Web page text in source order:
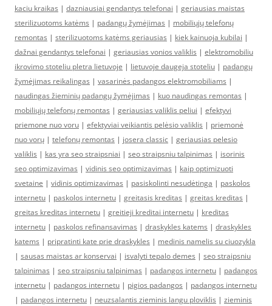
kaciu kraikas | dazniausiai gendantys telefonai | geriausias maistas
sterilizuotoms katėms | padangų žymėjimas | mobiliųjų telefonų
remontas | sterilizuotoms katėms geriausias | kiek kainuoja kubilai |
dažnai gendantys telefonai | geriausias vonios valiklis | elektromobiliu
ikrovimo stoteliu pletra lietuvoje | lietuvoje daugeja stoteliu | padangų
žymėjimas reikalingas | vasarinės padangos elektromobiliams |
naudingas žieminių padangų žymėjimas | kuo naudingas remontas |
mobiliųjų telefonų remontas | geriausias valiklis peliui | efektyvi
priemone nuo voru | efektyviai veikiantis pelėsio valiklis | priemonė
nuo vorų | telefonų remontas | josera classic | geriausias pelesio
valiklis | kas yra seo straipsniai | seo straipsniu talpinimas | isorinis
seo optimizavimas | vidinis seo optimizavimas | kaip optimizuoti
svetaine | vidinis optimizavimas | pasiskolinti nesudėtinga | paskolos
internetu | paskolos internetu | greitasis kreditas | greitas kreditas |
greitas kreditas internetu | greitieji kreditai internetu | kreditas
internetu | paskolos refinansavimas | draskykles katems | draskykles
katems | pripratinti kate prie draskykles | medinis namelis su ciuozykla
| sausas maistas ar konservai | isvalyti tepalo demes | seo straipsniu
talpinimas | seo straipsniu talpinimas | padangos internetu | padangos
internetu | padangos internetu | pigios padangos | padangos internetu
| padangos internetu | neuzsalantis zieminis langu ploviklis | zieminis